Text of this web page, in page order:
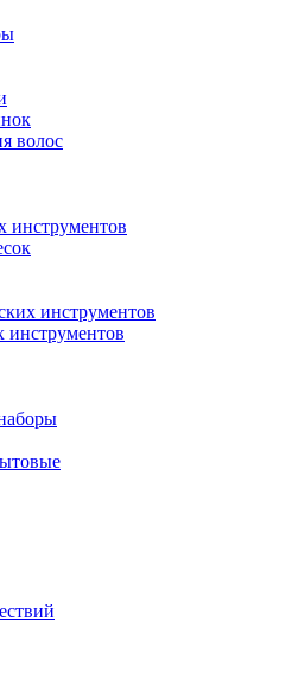
волос
инструментов
инструментов
инструментов